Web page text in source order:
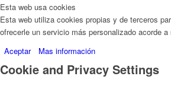
Esta web usa cookies
Esta web utiliza cookies propias y de terceros
ofrecerle un servicio más personalizado acorde
Aceptar
Mas información
Cookie and Privacy Settings